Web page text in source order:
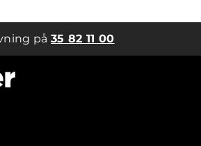
på35 82 11 00